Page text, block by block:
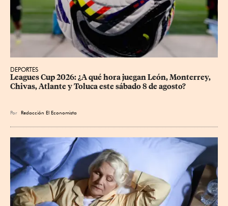
DEPORTES
Leagues Cup 2026: ¿A qué hora juegan León, Monterrey,
Chivas, Atlante y Toluca este sábado 8 de agosto?
Por Redacción El Economista